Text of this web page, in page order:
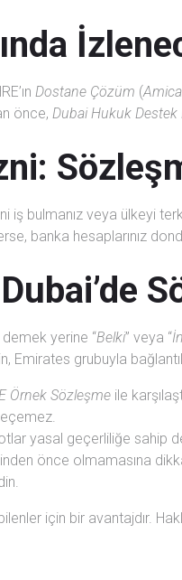
Dostane Çözüm (
önce, Dubai Hukuk Destek
iş bulmanız veya ülkeyi
banka hesaplarınız
demek yerine “Belki” veya “
Emirates grubuyla
Örnek Sözleşme ile
yasal geçerliliğe sahip
önce olmamasına
için bir avantajdır.